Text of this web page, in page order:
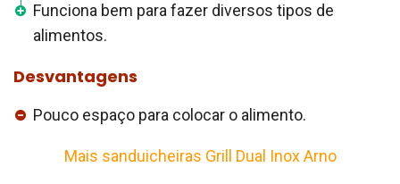
Funciona bem para fazer diversos tipos de
alimentos.
Desvantagens
Pouco espaço para colocar o alimento.
Mais sanduicheiras Grill Dual Inox Arno